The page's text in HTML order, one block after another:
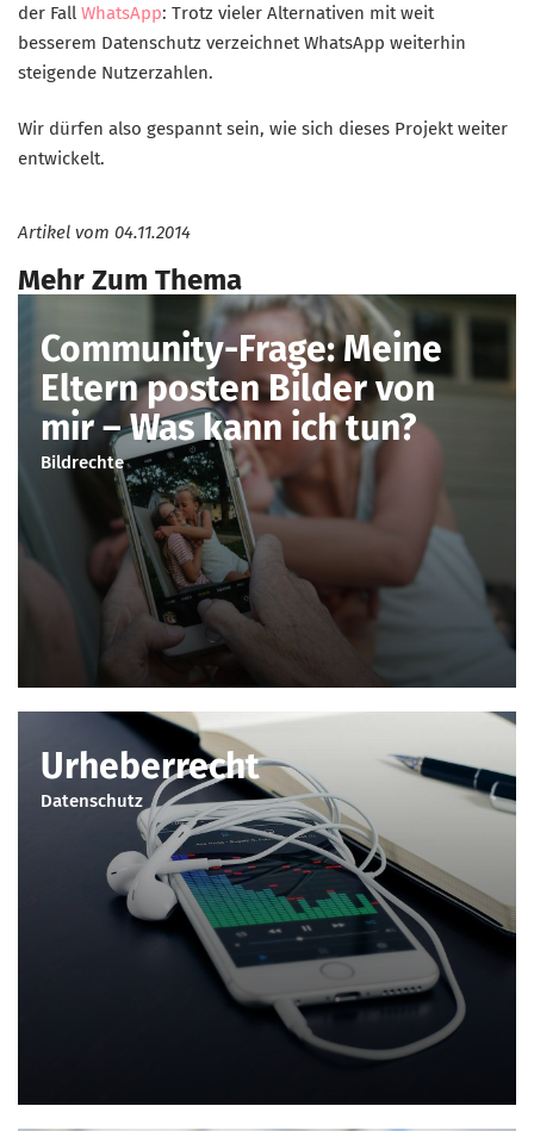
der Fall WhatsApp: Trotz vieler Alternativen mit weit
besserem Datenschutz verzeichnet WhatsApp weiterhin
steigende Nutzerzahlen.
Wir dürfen also gespannt sein, wie sich dieses Projekt weiter
entwickelt.
Artikel vom 04.11.2014
Mehr Zum Thema
Community-Frage: Meine
Eltern posten Bilder von
mir – Was kann ich tun?
Bildrechte
Urheberrecht
Datenschutz